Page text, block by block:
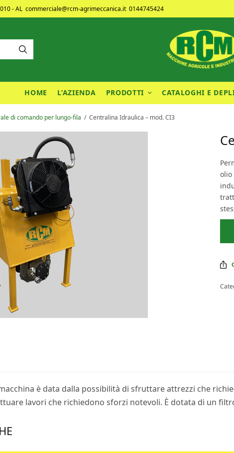
- AL commerciale@rcm-agrimeccanica.it 0144745424
HOME L’AZIENDA PRODOTTI CATALOGHI E
di comando per lungo-fila / Centralina Idraulica – mod. CI3
olio
è data dalla possibilità di sfruttare attrezzi che
lavori che richiedono sforzi notevoli. È dotata di un